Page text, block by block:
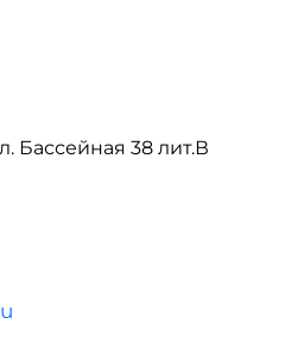
Бассейная 38 лит.В